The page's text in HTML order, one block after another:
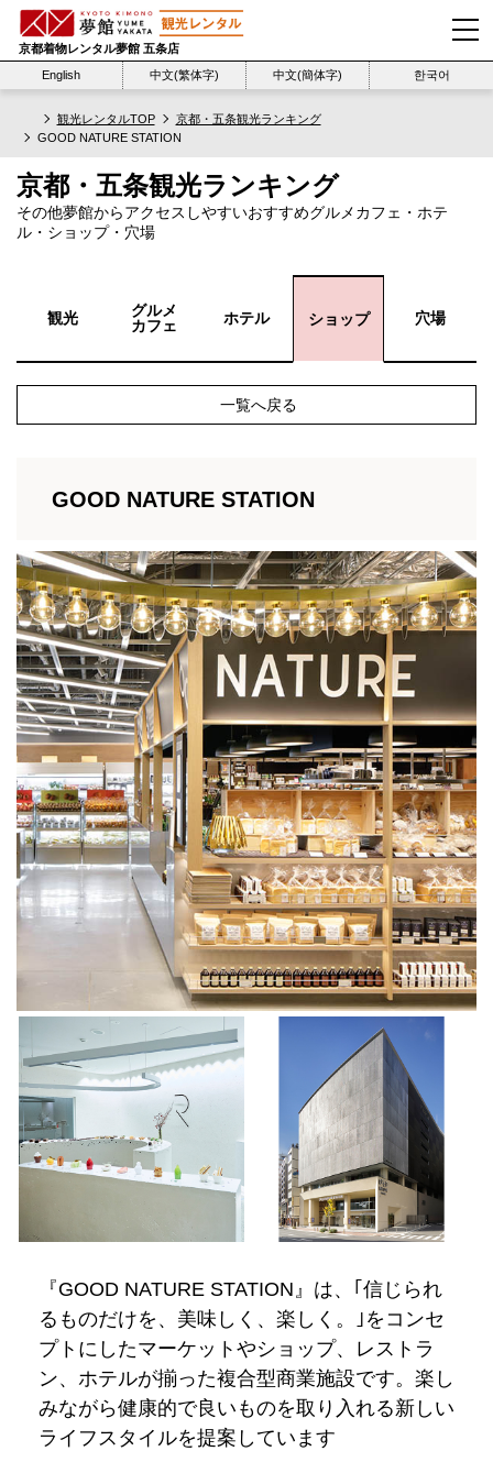
京都着物レンタル夢館 五条店
English
中文(繁体字) 中文(簡体字) 한국어
観光レンタルTOP
京都・五条観光ランキング
GOOD NATURE STATION
京都・五条観光ランキング
その他夢館からアクセスしやすいおすすめグルメカフェ・ホテ
ル・ショップ・穴場
観光
グルメ
カフェ
ホテル ショップ 穴場
一覧へ戻る
GOOD NATURE STATION
『GOOD NATURE STATION』は、｢信じられ
るものだけを、美味しく、楽しく。｣をコンセ
プトにしたマーケットやショップ、レストラ
ン、ホテルが揃った複合型商業施設です。楽し
みながら健康的で良いものを取り入れる新しい
ライフスタイルを提案しています